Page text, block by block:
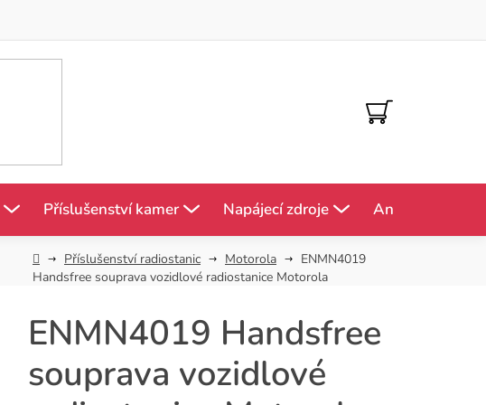
NÁKUPNÍ
KOŠÍK
Příslušenství kamer Napájecí zdroje Antény
DomůPříslušenství radiostanic Motorola
ENMN4019
Handsfree souprava vozidlové radiostanice Motorola
ENMN4019 Handsfree
souprava vozidlové